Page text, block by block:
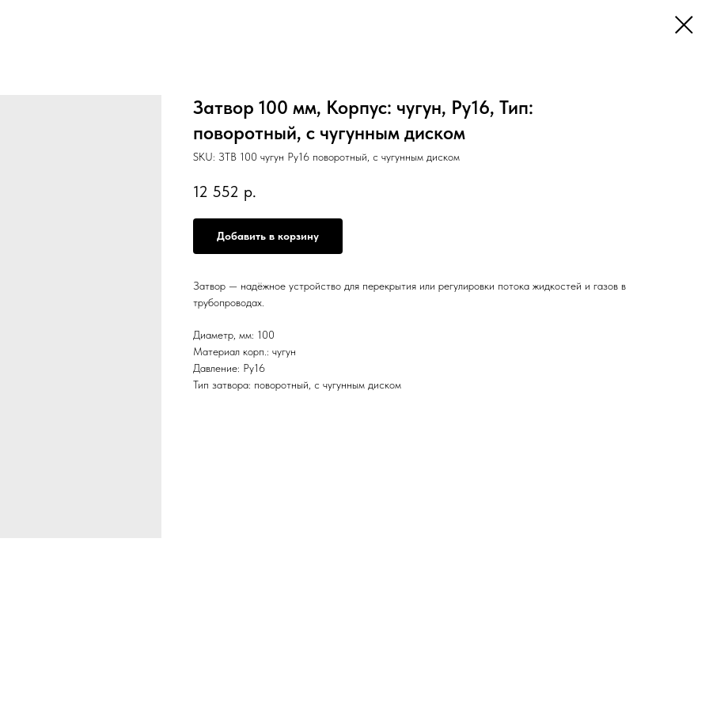
Затвор 100 мм, Корпус: чугун, Ру16, Тип:
поворотный, с чугунным диском
SKU: ЗТВ 100 чугун Ру16 поворотный, с чугунным диском
12 552 р.
Добавить в корзину
Затвор — надёжное устройство для перекрытия или регулировки потока жидкостей и газов в
трубопроводах.
Диаметр, мм: 100
Материал корп.: чугун
Давление: Ру16
Тип затвора: поворотный, с чугунным диском